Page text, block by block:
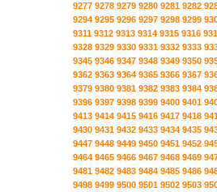
9277 9278 9279 9280 9281 9282
9294 9295 9296 9297 9298 9299
9311 9312 9313 9314 9315 9316
9328 9329 9330 9331 9332 9333
9345 9346 9347 9348 9349 9350
9362 9363 9364 9365 9366 9367
9379 9380 9381 9382 9383 9384
9396 9397 9398 9399 9400 9401
9413 9414 9415 9416 9417 9418
9430 9431 9432 9433 9434 9435
9447 9448 9449 9450 9451 9452
9464 9465 9466 9467 9468 9469
9481 9482 9483 9484 9485 9486
9498 9499 9500 9501 9502 9503